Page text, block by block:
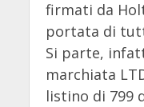
firmati da
portata di
Si parte,
marchiata
listino di 799